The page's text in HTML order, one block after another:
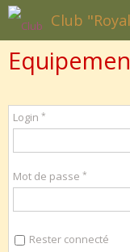
Club
Page d'accueil
Contact / Formulaires
Affiliation
Documents
Login
Mot de passe
Rester connecté